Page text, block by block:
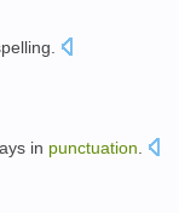
in punctuation